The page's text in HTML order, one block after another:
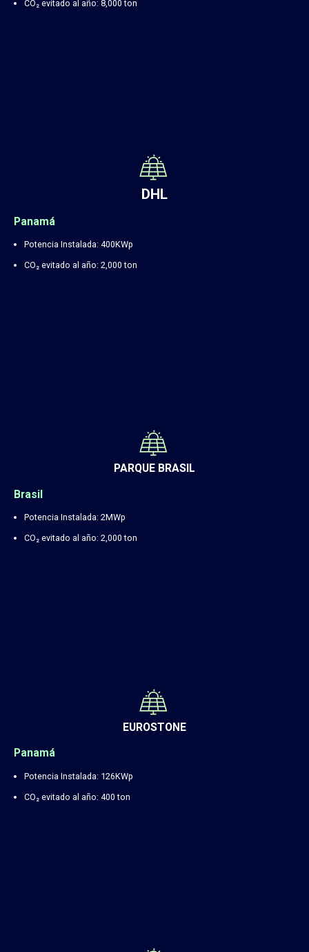
CO₂ evitado al año: 8,000 ton
DHL
Panamá
Potencia Instalada: 400KWp
CO₂ evitado al año: 2,000 ton
PARQUE BRASIL
Brasil
Potencia Instalada: 2MWp
CO₂ evitado al año: 2,000 ton
EUROSTONE
Panamá
Potencia Instalada: 126KWp
CO₂ evitado al año: 400 ton